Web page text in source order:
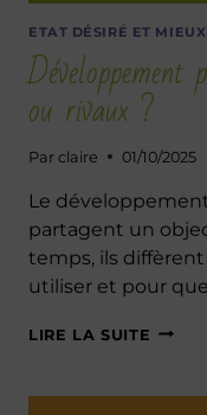
ETAT DÉSIRÉ ET
ou rivaux ?
Par claire 01/10/2025
Le
partagent un
temps, ils
utiliser et pour
LIRE LA SUITE